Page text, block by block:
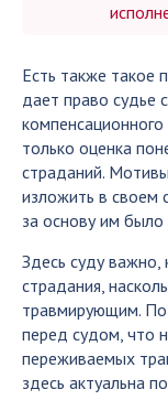
Есть также такое
дает право судье
только оценка
страданий.
изложить в своем
за основу им было
Здесь суду важно,
страдания,
травмирующим.
перед судом, что
переживаемых
здесь актуальна